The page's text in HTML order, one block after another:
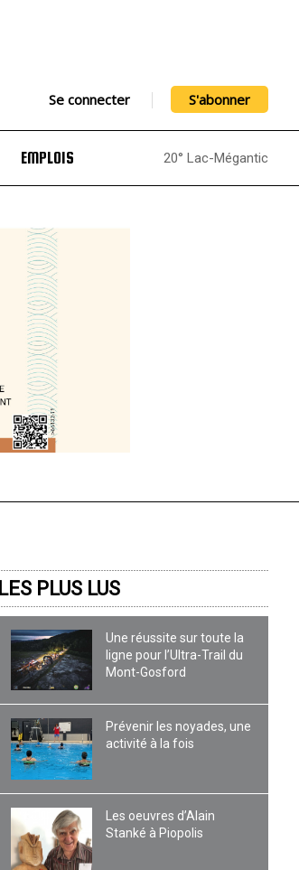
Se connecter S'abonner
EMPLOIS 20° Lac-Mégantic
LES PLUS LUS
Une réussite sur toute la
ligne pour l’Ultra-Trail du
Mont-Gosford
Prévenir les noyades, une
activité à la fois
Les oeuvres d’Alain
Stanké à Piopolis